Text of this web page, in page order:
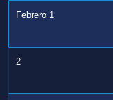
Febrero 1
2